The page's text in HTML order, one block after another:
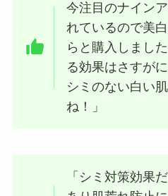
今注目のナイン
れているので美
らと購入しまし
る効果はさすが
シミのない白い
ね！」
「シミ対策効果